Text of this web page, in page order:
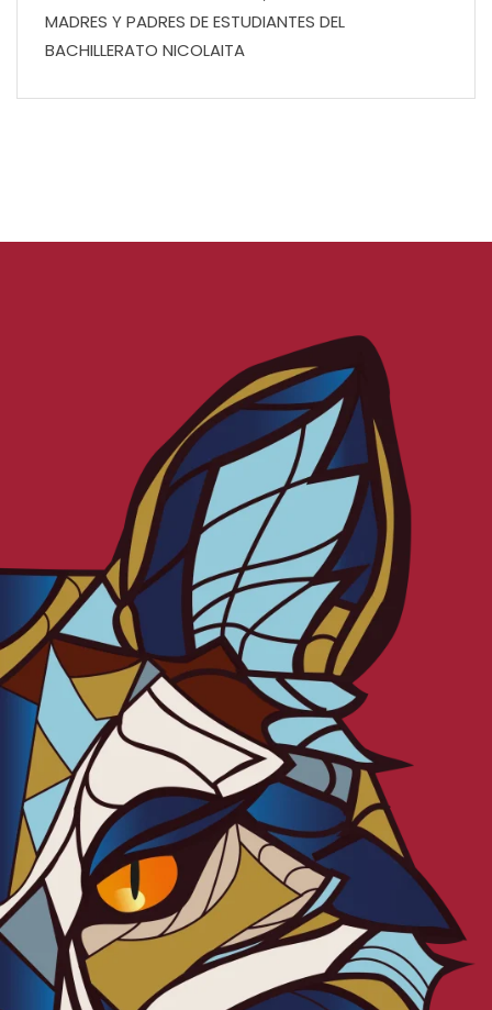
MADRES Y PADRES DE ESTUDIANTES DEL
BACHILLERATO NICOLAITA